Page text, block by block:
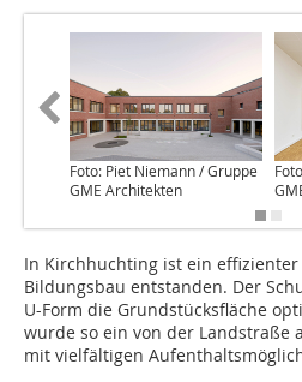
Foto: Piet Niemann / Gruppe
GME Architekten
In Kirchhuchting ist ein
Bildungsbau entstanden. Der
U-Form die Grundstücksfläche
wurde so ein von der Landstraße
mit vielfältigen